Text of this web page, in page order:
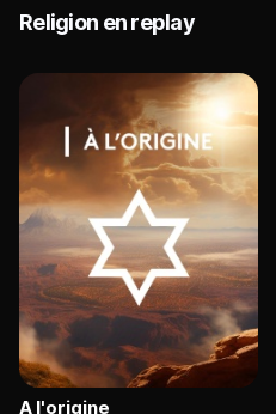
Religion en replay
A l'origine